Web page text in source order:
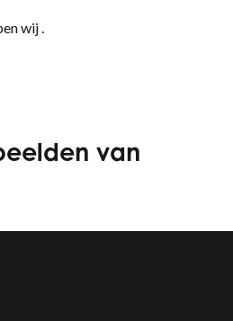
wij .
van